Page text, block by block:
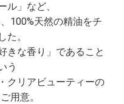
ル」など、
100%天然の精油をチ
た。
きな香り」であること
う
クリアビューティーの
用意。